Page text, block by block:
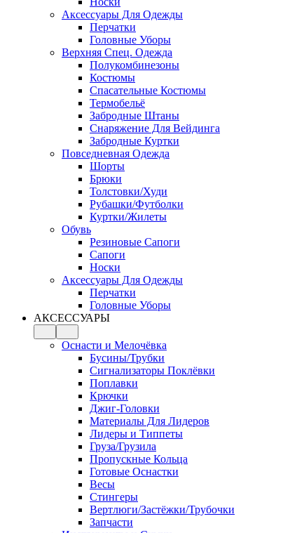
Аксессуары Для Одежды
Перчатки
Головные Уборы
Верхняя Спец. Одежда
Полукомбинезоны
Костюмы
Спасательные Костюмы
Термобельё
Забродные Штаны
Снаряжение Для Вейдинга
Забродные Куртки
Повседневная Одежда
Шорты
Брюки
Толстовки/Худи
Рубашки/Футболки
Куртки/Жилеты
Обувь
Резиновые Сапоги
Сапоги
Носки
Аксессуары Для Одежды
Перчатки
Головные Уборы
АКСЕССУАРЫ
Оснасти и Мелочёвка
Бусины/Трубки
Сигнализаторы Поклёвки
Поплавки
Крючки
Джиг-Головки
Материалы Для Лидеров
Лидеры и Типпеты
Груза/Грузила
Пропускные Кольца
Готовые Оснастки
Весы
Стингеры
Вертлюги/Застёжки/Трубочки
Запчасти